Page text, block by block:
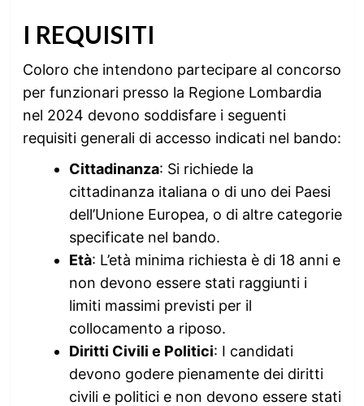
I REQUISITI
Coloro che intendono partecipare al concorso
per funzionari presso la Regione Lombardia
nel 2024 devono soddisfare i seguenti
requisiti generali di accesso indicati nel bando:
Cittadinanza: Si richiede la
cittadinanza italiana o di uno dei Paesi
dell’Unione Europea, o di altre categorie
specificate nel bando.
Età: L’età minima richiesta è di 18 anni e
non devono essere stati raggiunti i
limiti massimi previsti per il
collocamento a riposo.
Diritti Civili e Politici: I candidati
devono godere pienamente dei diritti
civili e politici e non devono essere stati